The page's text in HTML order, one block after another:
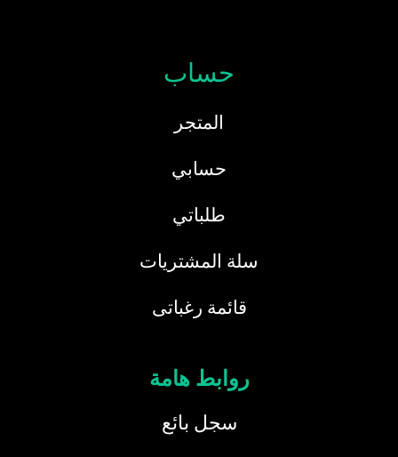
حساب
المتجر
حسابي
طلباتي
سلة المشتريات
قائمة رغباتى
روابط هامة
سجل بائع